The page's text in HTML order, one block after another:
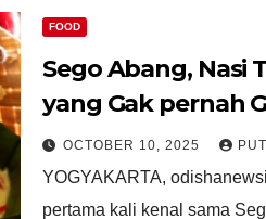
FOOD
Sego Abang, Nasi
yang Gak pernah
Laper!
OCTOBER 10, 2025
YOGYAKARTA,
pertama kali kenal sama